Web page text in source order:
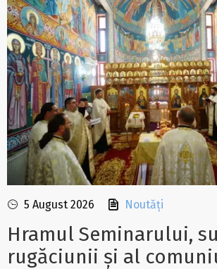
5 August 2026 Noutăți
Hramul Seminarului,
rugăciunii și al